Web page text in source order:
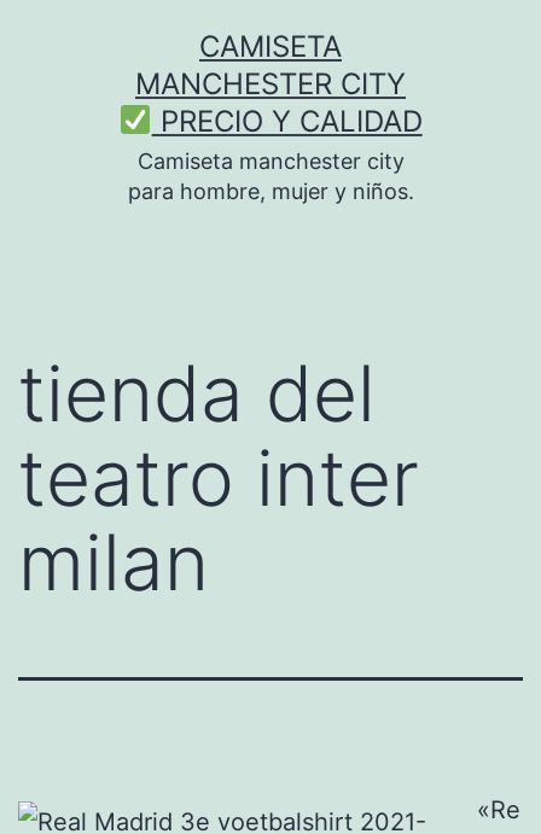
CAMISETA
MANCHESTER CITY
PRECIO Y CALIDAD
Camiseta manchester city
para hombre, mujer y niños.
tienda del
teatro inter
milan
«Re